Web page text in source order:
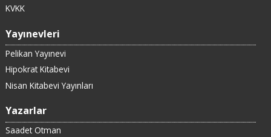
KVKK
Yayınevleri
Pelikan Yayınevi
Hipokrat Kitabevi
Nisan Kitabevi Yayınları
Yazarlar
Saadet Otman